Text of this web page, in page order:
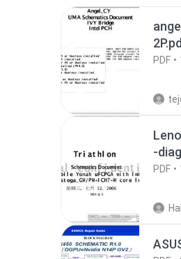
PDF
-
PDF